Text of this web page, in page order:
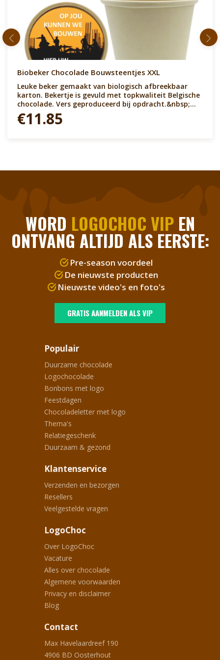
Biobeker Chocolade Bouwsteentjes XXL
Leuke beker gemaakt van biologisch afbreekbaar
karton. Bekertje is gevuld met topkwaliteit Belgische
chocolade. Vers geproduceerd bij opdracht.&nbsp;
Biobeker kan gevuld worden met vele soorten
chocolade. Denk aan chocolade like duimpjes,
€11.85
WORD LOGOCHOC VIPEN
ONTVANG ALTIJD ALS EERSTE:
Pre-season voordeel
De nieuwste producten
Nieuwste video's en foto's
GRATIS AANMELDEN ALS VIP
Populair
Duurzame chocolade
Logochocolade
Bonbons met logo
Feestdagen
Chocoladeletter met logo
Thema's
Relatiegeschenk
Duurzaam & gezond
Klantenservice
Verzenden en bezorgen
Resellers
Veelgestelde vragen
LogoChoc
Over LogoChoc
Vacature
Alles over chocolade
Algemene voorwaarden
Privacy en disclaimer
Blog
Contact
Max Havelaardreef 190
4906 BD Oosterhout